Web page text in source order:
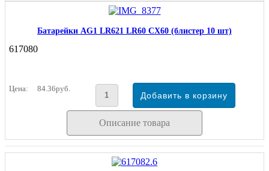
Батарейки AG1 LR621 LR60 CX60 (блистер 10 шт)
617080
Цена: 84.36руб.
Описание товара